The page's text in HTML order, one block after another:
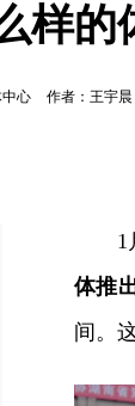
样的
心 作者：王宇
1
体推
间。